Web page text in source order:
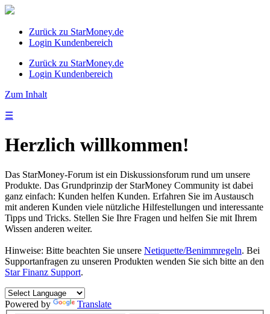
Zurück zu StarMoney.de
Login Kundenbereich
Zurück zu StarMoney.de
Login Kundenbereich
Zum Inhalt
☰
Herzlich willkommen!
Das StarMoney-Forum ist ein Diskussionsforum rund um unsere
Produkte. Das Grundprinzip der StarMoney Community ist dabei
ganz einfach: Kunden helfen Kunden. Erfahren Sie im Austausch
mit anderen Kunden viele nützliche Hilfestellungen und interessante
Tipps und Tricks. Stellen Sie Ihre Fragen und helfen Sie mit Ihrem
Wissen anderen weiter.
Hinweise: Bitte beachten Sie unsere Netiquette/Benimmregeln. Bei
Supportanfragen zu unseren Produkten wenden Sie sich bitte an den
Star Finanz Support.
Powered by Translate